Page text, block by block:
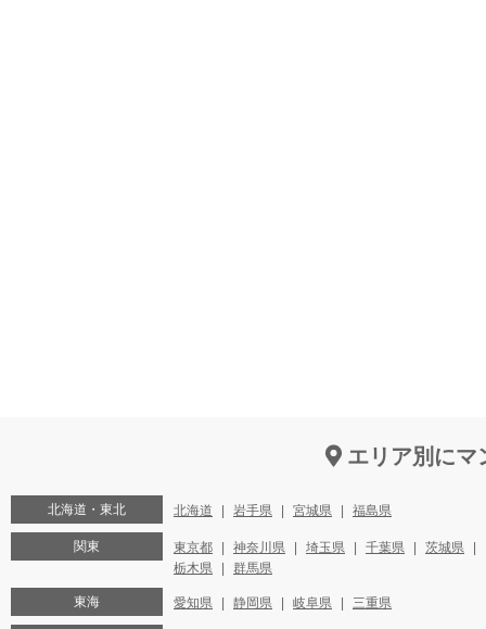
エリア別にマ
北海道・東北 北海道 岩手県 宮城県 福島県
関東 東京都 神奈川県 埼玉県 千葉県
茨城県
栃木県
群馬県
東海 愛知県 静岡県 岐阜県 三重県